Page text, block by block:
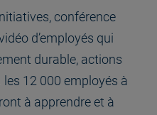
conférence
d’employés qui
durable, actions
les 12 000 employés à
à apprendre et à